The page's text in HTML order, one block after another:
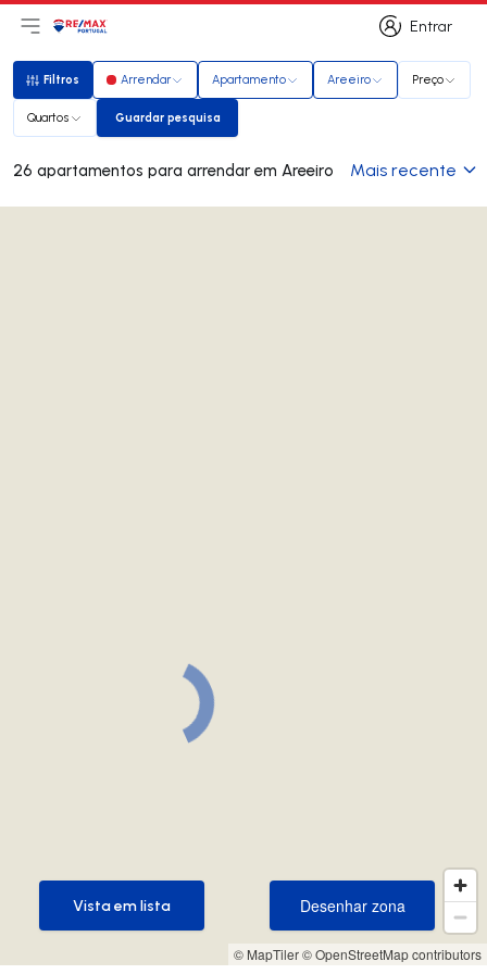
Entrar
Entrar
Abri menu principal
LogoIr para página inicial
Filtros
Filtros Arrendar Apartamento Areeiro Preço
Quartos Guardar pesquisa
Guardar pesquisa
26 apartamentos para arrendar em Areeiro Mais recente
© MapTiler© OpenStreetMap contributors
Desenhar zona
Desenhar zona
Vista em lista
Vista em lista